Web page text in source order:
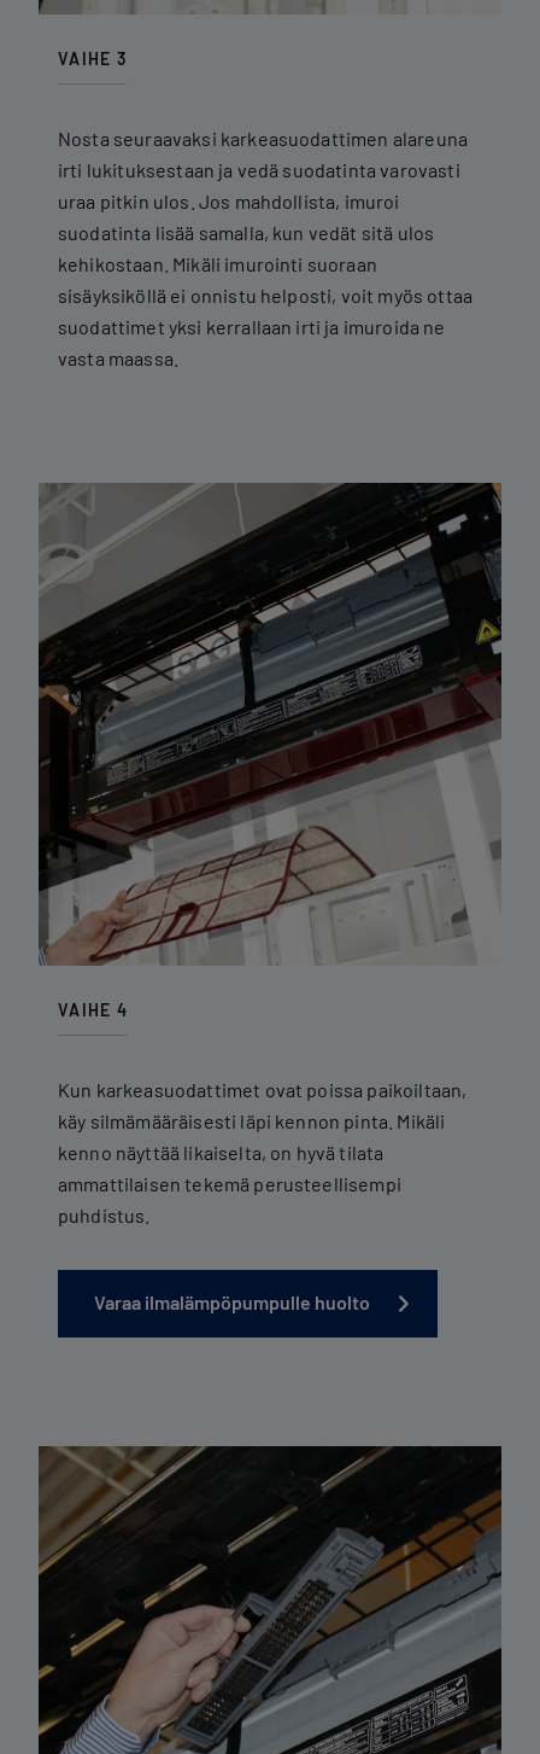
VAIHE 3
Nosta seuraavaksi karkeasuodattimen alareuna
irti lukituksestaan ja vedä suodatinta varovasti
uraa pitkin ulos. Jos mahdollista, imuroi
suodatinta lisää samalla, kun vedät sitä ulos
kehikostaan. Mikäli imurointi suoraan
sisäyksiköllä ei onnistu helposti, voit myös ottaa
suodattimet yksi kerrallaan irti ja imuroida ne
vasta maassa.
VAIHE 4
Kun karkeasuodattimet ovat poissa paikoiltaan,
käy silmämääräisesti läpi kennon pinta. Mikäli
kenno näyttää likaiselta, on hyvä tilata
ammattilaisen tekemä perusteellisempi
puhdistus.
Varaa ilmalämpöpumpulle huolto